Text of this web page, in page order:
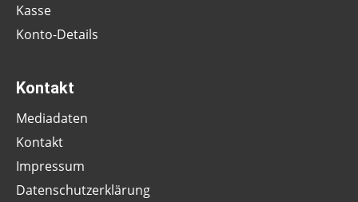
Kasse
Konto-Details
Kontakt
Mediadaten
Kontakt
Impressum
Datenschutzerklärung